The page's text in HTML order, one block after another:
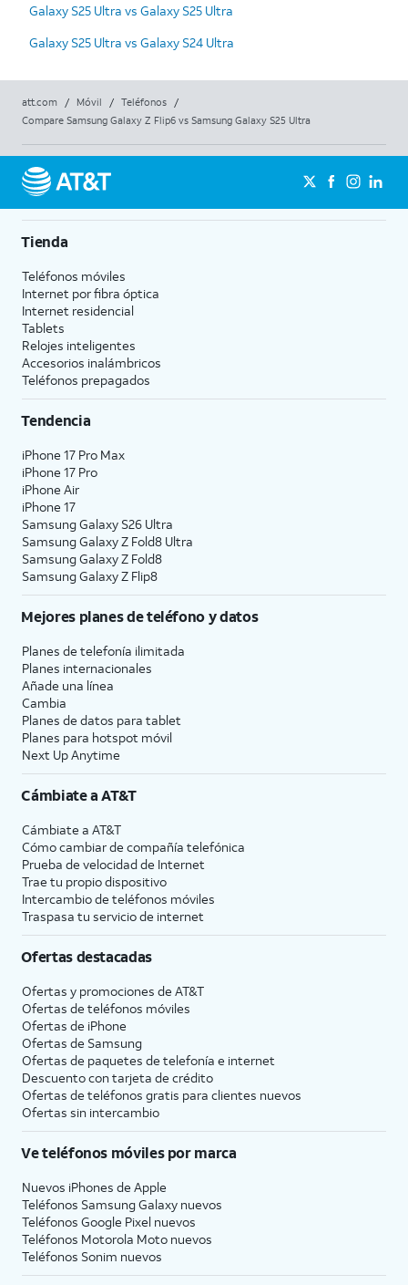
Galaxy S25 Ultra vs Galaxy S25 Ultra
Galaxy S25 Ultra vs Galaxy S24 Ultra
att.com / Móvil / Teléfonos
/
Compare Samsung Galaxy Z Flip6 vs Samsung Galaxy S25 Ultra
Tienda
Teléfonos móviles
Internet por fibra óptica
Internet residencial
Tablets
Relojes inteligentes
Accesorios inalámbricos
Teléfonos prepagados
Tendencia
iPhone 17 Pro Max
iPhone 17 Pro
iPhone Air
iPhone 17
Samsung Galaxy S26 Ultra
Samsung Galaxy Z Fold8 Ultra
Samsung Galaxy Z Fold8
Samsung Galaxy Z Flip8
Mejores planes de teléfono y datos
Planes de telefonía ilimitada
Planes internacionales
Añade una línea
Cambia
Planes de datos para tablet
Planes para hotspot móvil
Next Up Anytime
Cámbiate aAT&T
Cámbiate a AT&T
Cómo cambiar de compañía telefónica
Prueba de velocidad de Internet
Trae tu propio dispositivo
Intercambio de teléfonos móviles
Traspasa tu servicio de internet
Ofertas destacadas
Ofertas y promociones de AT&T
Ofertas de teléfonos móviles
Ofertas de iPhone
Ofertas de Samsung
Ofertas de paquetes de telefonía e internet
Descuento con tarjeta de crédito
Ofertas de teléfonos gratis para clientes nuevos
Ofertas sin intercambio
Ve teléfonos móviles por marca
Nuevos iPhones de Apple
Teléfonos Samsung Galaxy nuevos
Teléfonos Google Pixel nuevos
Teléfonos Motorola Moto nuevos
Teléfonos Sonim nuevos